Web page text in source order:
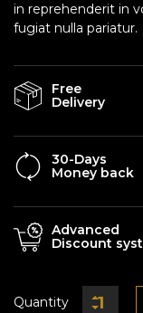
in reprehenderit in
fugiat nulla pariatur.
Free
Delivery
30-Days
Money back
Advanced
Discount
Quantity